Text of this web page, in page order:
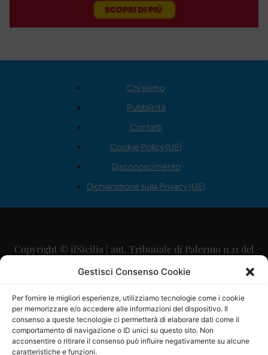
Gestisci Consenso Cookie
Per fornire le migliori esperienze, utilizziamo tecnologie come i cookie
per memorizzare e/o accedere alle informazioni del dispositivo. Il
consenso a queste tecnologie ci permetterà di elaborare dati come il
comportamento di navigazione o ID unici su questo sito. Non
acconsentire o ritirare il consenso può influire negativamente su alcune
caratteristiche e funzioni.
Chi siamo
Pubblicità
Contatti
Cookie Policy (UE)
Disconoscimento
Dichiarazione sulla Privacy (UE)
Copyright © ilSicilia | aut. Tribunale di Palermo n.11 del
29/09/2015
Direttore Editoriale: Maurizio Scaglione
Direttore Responsabile: Maria Calabrese